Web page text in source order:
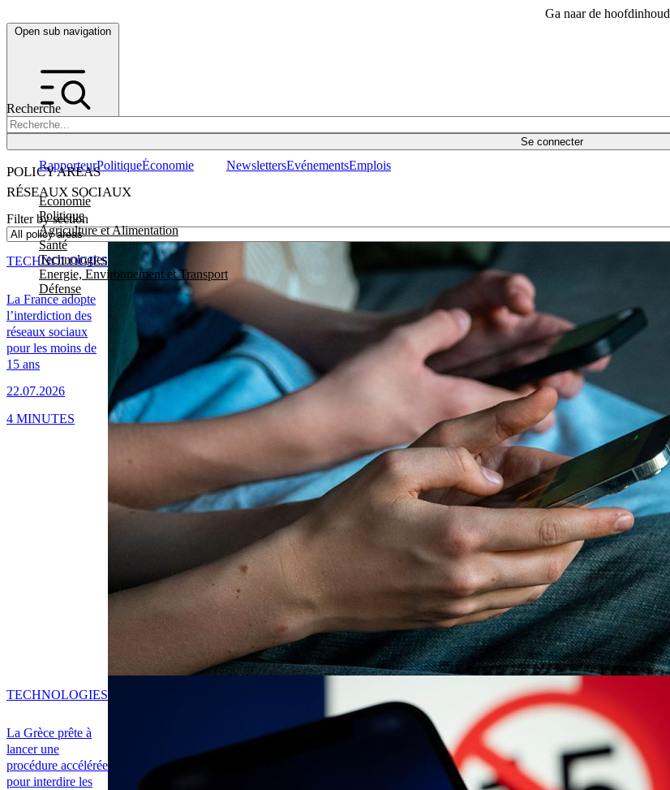
Ga naar de hoofdinhoud
Open sub navigation
Recherche
Se connecter
POLICY AREAS
Economie
Politique
Agriculture et Alimentation
Santé
Technologies
Energie, Environnement et Transport
Défense
RapporteurPolitiqueÉconomie NewslettersEvénementsEmplois
RÉSEAUX SOCIAUX
Filter by section
La France adopte
l’interdiction des
réseaux sociaux
pour les moins de
15 ans
22.07.2026
TECHNOLOGIES
4 MINUTES
La Grèce prête à
lancer une
procédure accélérée
pour interdire les
TECHNOLOGIES